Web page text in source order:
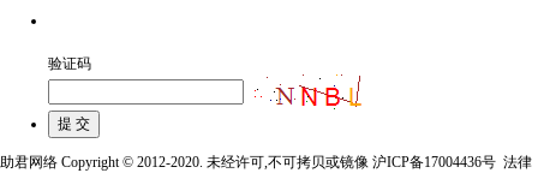
验证码
助君网络 Copyright © 2012-2020. 未经许可,不可拷贝或镜像 沪ICP备17004436号 法律